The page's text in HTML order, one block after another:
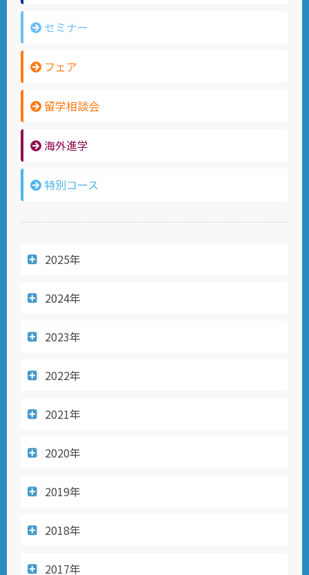
セミナー
フェア
留学相談会
海外進学
特別コース
2025年
2024年
2023年
2022年
2021年
2020年
2019年
2018年
2017年